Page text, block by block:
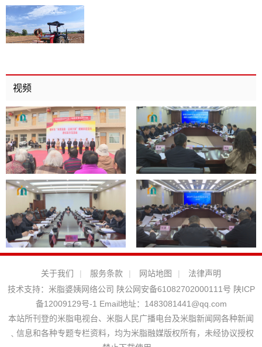
视频
关于我们 | 服务条款 | 网站地图 |
法律声明
技术支持： 米脂婆姨网络公司 陕公网安备61082702000111号 陕ICP
备12009129号-1 Email地址： 1483081441@qq.com
本站所刊登的米脂电视台、米脂人民广播电台及米脂新闻网各种新闻
﹑信息和各种专题专栏资料，均为米脂融媒版权所有，未经协议授权